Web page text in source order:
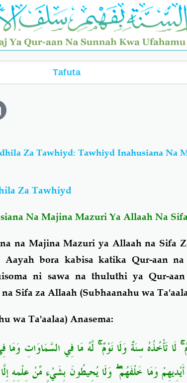
Za Tawhiyd: Tawhiyd Inahusiana Na
Za Tawhiyd
Na Majina Mazuri Ya Allaah Na
na Majina Mazuri ya Allaah na Sifa
bora kabisa katika Qur-aan na
ni sawa na thuluthi ya Qur-
Sifa za Allaah (Subhaanahu wa
wa Ta'aalaa) Anasema:
لَا تَأْخُذُهُ سِنَةٌ وَلَا نَوْمٌ ۚ لَّهُ مَا فِي السَّمَاوَاتِ
أَيْدِيهِمْ وَمَا خَلْفَهُمْ ۖ وَلَا يُحِيطُونَ بِشَيْءٍ مِّنْ عِلْمِهِ